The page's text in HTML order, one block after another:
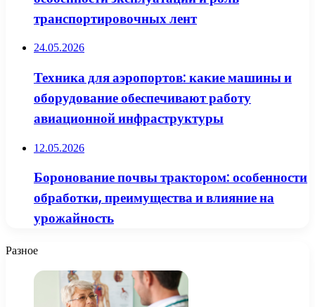
транспортировочных лент
24.05.2026
Техника для аэропортов: какие машины и
оборудование обеспечивают работу
авиационной инфраструктуры
12.05.2026
Боронование почвы трактором: особенности
обработки, преимущества и влияние на
урожайность
Разное